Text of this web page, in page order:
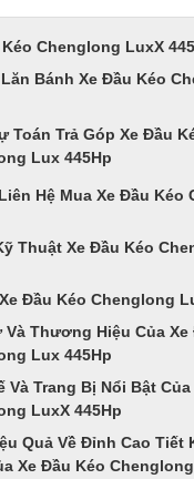
Chenglong LuxX
Bánh Xe Đầu Kéo
Toán Trả Góp Xe Đầu
Lux 445Hp
Hệ Mua Xe Đầu Kéo
Thuật Xe Đầu Kéo
Đầu Kéo Chenglong
Và Thương Hiệu Của Xe
Lux 445Hp
Và Trang Bị Nổi Bật
LuxX 445Hp
Quả Về Đỉnh Cao Tiết
Xe Đầu Kéo